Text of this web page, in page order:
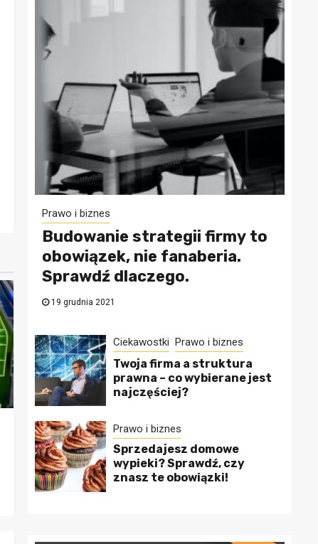
Prawo i biznes
Budowanie strategii firmy to
obowiązek, nie fanaberia.
Sprawdź dlaczego.
19 grudnia 2021
Ciekawostki Prawo i biznes
Twoja firma a struktura
prawna – co wybierane jest
najczęściej?
Prawo i biznes
Sprzedajesz domowe
wypieki? Sprawdź, czy
znasz te obowiązki!